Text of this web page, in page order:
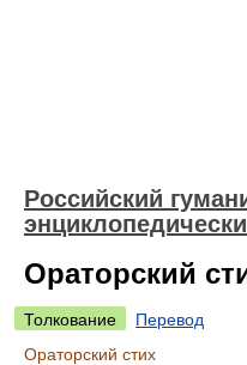
Российский
Ораторский
Толкование
Перевод
Ораторский стих